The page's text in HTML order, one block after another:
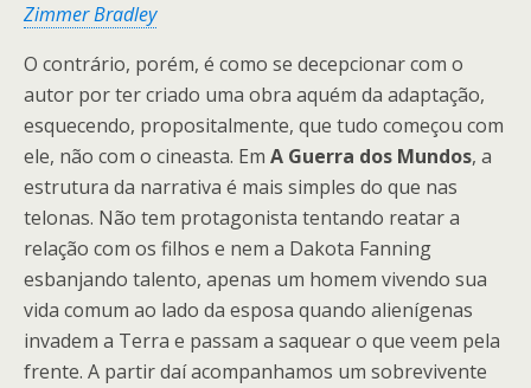
Zimmer Bradley
O contrário, porém, é como se decepcionar com o
autor por ter criado uma obra aquém da adaptação,
esquecendo, propositalmente, que tudo começou com
ele, não com o cineasta. Em A Guerra dos Mundos, a
estrutura da narrativa é mais simples do que nas
telonas. Não tem protagonista tentando reatar a
relação com os filhos e nem a Dakota Fanning
esbanjando talento, apenas um homem vivendo sua
vida comum ao lado da esposa quando alienígenas
invadem a Terra e passam a saquear o que veem pela
frente. A partir daí acompanhamos um sobrevivente